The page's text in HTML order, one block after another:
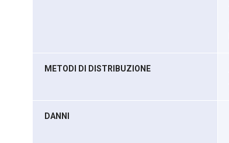
METODI DI DISTRIBUZIONE
DANNI